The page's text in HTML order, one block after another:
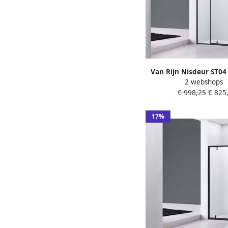
Van Rijn Nisdeur
cm Helder Glas met
Omkeerbaar
2 webshops
€ 998,25€
17%